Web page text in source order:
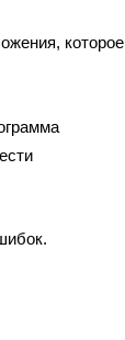
которое